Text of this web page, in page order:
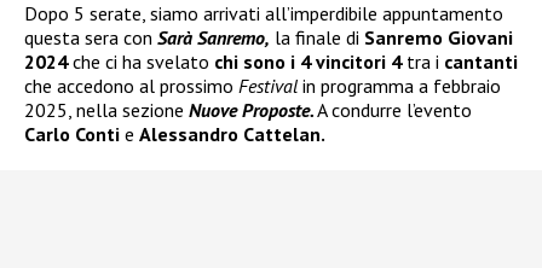
Dopo 5 serate, siamo arrivati all’imperdibile appuntamento
questa sera con Sarà Sanremo, la finale di Sanremo Giovani
2024che ci ha svelato chi sono i 4 vincitori 4 tra i cantanti
che accedono al prossimo Festival in programma a febbraio
2025, nella sezione Nuove Proposte.A condurre l’evento
Carlo Conti e Alessandro Cattelan.